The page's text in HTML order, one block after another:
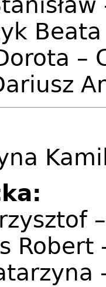
Beata
–